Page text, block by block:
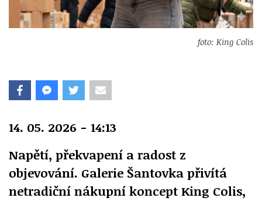
foto: King Colis
14. 05. 2026 - 14:13
Napětí, překvapení a radost z
objevování. Galerie Šantovka přivítá
netradiční nákupní koncept King Colis,